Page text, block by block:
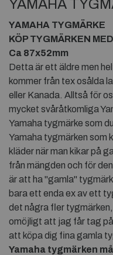
YAMAHA
YAMAHA TYGMÄRKE
KÖP TYGMÄRKEN
Ca 87x52mm
Detta är ett äldre men
kommer från tex osålda
eller Kanada. Alltså för
mycket svåråtkomliga
Yamaha tygmärke som
Yamaha tygmärken som
kläder när man kikar på
från mängden och för
är att ha "gamla"
bara ett enda ex av ett
det några fler
omöjligt att jag får tag
att köpa dig fina gamla
Yamaha tygmärken